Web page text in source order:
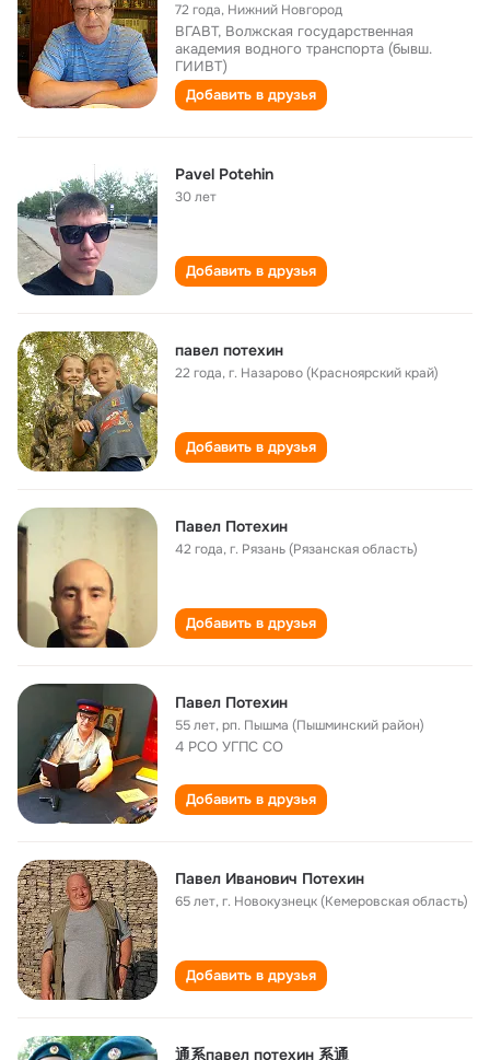
72 года, Нижний Новгород
ВГАВТ, Волжская государственная
академия водного транспорта (бывш.
ГИИВТ)
Добавить в друзья
Pavel Potehin
30 лет
Добавить в друзья
павел потехин
22 года,г. Назарово (Красноярский край)
Добавить в друзья
Павел Потехин
42 года,г. Рязань (Рязанская область)
Добавить в друзья
Павел Потехин
55 лет,рп. Пышма (Пышминский район)
4 РСО УГПС СО
Добавить в друзья
Павел Иванович Потехин
65 лет,г. Новокузнецк (Кемеровская область)
Добавить в друзья
通系павел потехин 系通